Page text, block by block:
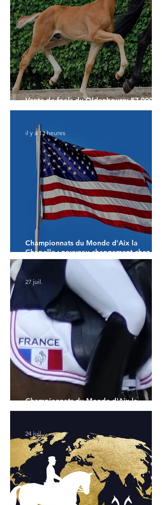
Vente de foals du Oldenbourg: 57.000€
pour le Top Price
Championnats du Monde d'Aix la
Chapelle : nouveau changement chez les
américains
il y a 13 heures
Championnats du Monde d'Aix la
Chapelle : la sélection française
27 juil.
24 juil.